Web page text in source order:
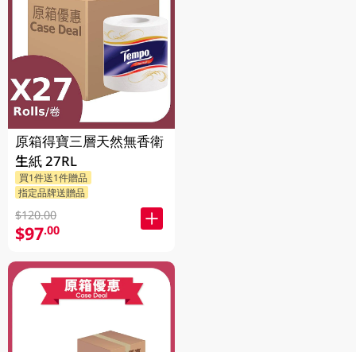
原箱得寶三層天然無香衛
生紙 27RL
買1件送1件贈品
指定品牌送贈品
$120.00
$97.00